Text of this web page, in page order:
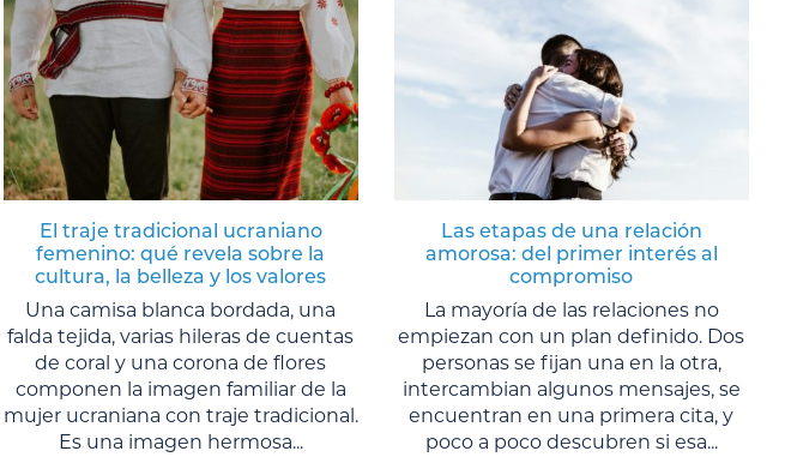
El traje tradicional ucraniano
femenino: qué revela sobre la
cultura, la belleza y los valores
Una camisa blanca bordada, una
falda tejida, varias hileras de cuentas
de coral y una corona de flores
componen la imagen familiar de la
mujer ucraniana con traje tradicional.
Es una imagen hermosa...
Las etapas de una relación
amorosa: del primer interés al
compromiso
La mayoría de las relaciones no
empiezan con un plan definido. Dos
personas se fijan una en la otra,
intercambian algunos mensajes, se
encuentran en una primera cita, y
poco a poco descubren si esa...